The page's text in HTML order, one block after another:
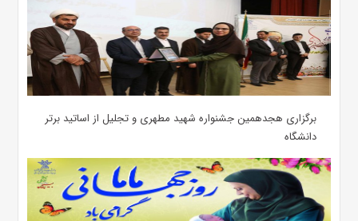
برگزاری هجدهمین جشنواره شهید مطهری و تجلیل از اساتید برتر
دانشگاه